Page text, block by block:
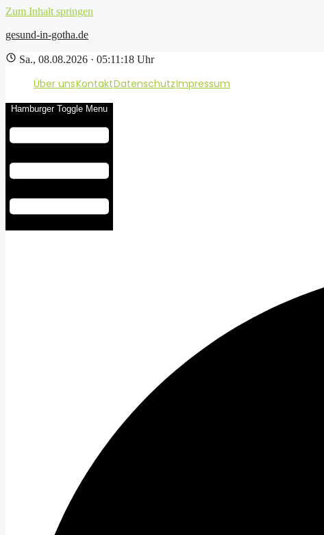
Zum Inhalt springen
gesund-in-gotha.de
Sa., 08.08.2026 · 05:11:19 Uhr
Über unsKontaktDatenschutzImpressum
Hamburger Toggle Menu